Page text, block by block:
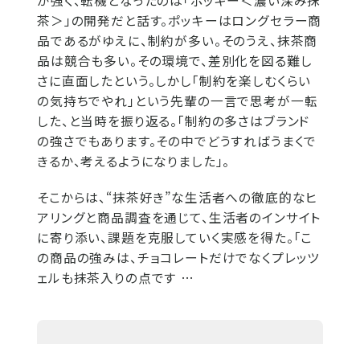
茶＞」の開発だと話す。ポッキーはロングセラー商
品であるがゆえに、制約が多い。そのうえ、抹茶商
品は競合も多い。その環境で、差別化を図る難し
さに直面したという。しかし「制約を楽しむくらい
の気持ちでやれ」という先輩の一言で思考が一転
した、と当時を振り返る。「制約の多さはブランド
の強さでもあります。その中でどうすればうまくで
きるか、考えるようになりました」。
そこからは、“抹茶好き”な生活者への徹底的なヒ
アリングと商品調査を通じて、生活者のインサイト
に寄り添い、課題を克服していく実感を得た。「こ
の商品の強みは、チョコレートだけでなくプレッツ
ェルも抹茶入りの点です …